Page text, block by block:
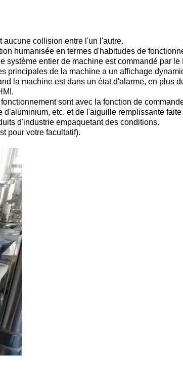
aucune collision entre l'un l'autre.
humanisée en termes d'habitudes de
système entier de machine est commandé par le
de la machine a un affichage
la machine est dans un état d'alarme, en plus
sont avec la fonction de
etc. et de l'aiguille remplissante
d'industrie empaquetant des conditions.
pour votre facultatif).